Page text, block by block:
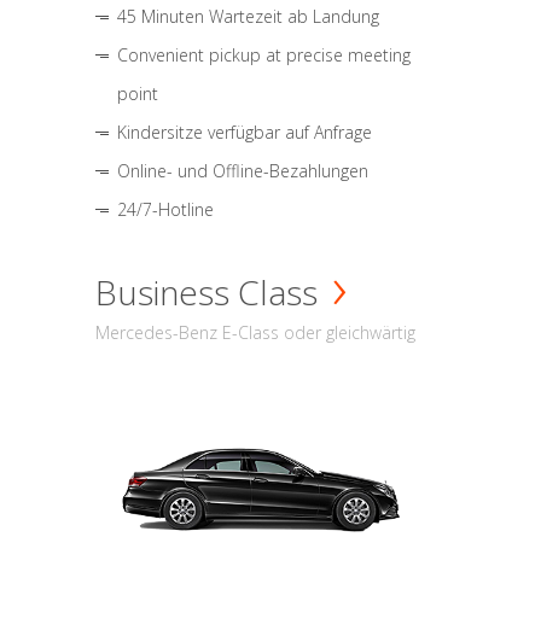
45 Minuten Wartezeit ab Landung
Convenient pickup at precise meeting
point
Kindersitze verfügbar auf Anfrage
Online- und Offline-Bezahlungen
24/7-Hotline
Business Class
Mercedes-Benz E-Class oder gleichwärtig